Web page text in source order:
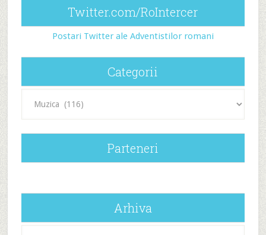
Twitter.com/RoIntercer
Postari Twitter ale Adventistilor romani
Categorii
Parteneri
Arhiva